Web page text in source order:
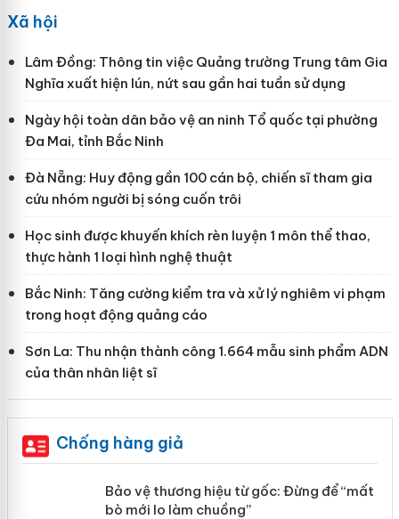
Xã hội
Lâm Đồng: Thông tin việc Quảng trường Trung tâm Gia
Nghĩa xuất hiện lún, nứt sau gần hai tuần sử dụng
Ngày hội toàn dân bảo vệ an ninh Tổ quốc tại phường
Đa Mai, tỉnh Bắc Ninh
Đà Nẵng: Huy động gần 100 cán bộ, chiến sĩ tham gia
cứu nhóm người bị sóng cuốn trôi
Học sinh được khuyến khích rèn luyện 1 môn thể thao,
thực hành 1 loại hình nghệ thuật
Bắc Ninh: Tăng cường kiểm tra và xử lý nghiêm vi phạm
trong hoạt động quảng cáo
Sơn La: Thu nhận thành công 1.664 mẫu sinh phẩm ADN
của thân nhân liệt sĩ
Chống hàng giả
Bảo vệ thương hiệu từ gốc: Đừng để
“mất bò mới lo làm chuồng”